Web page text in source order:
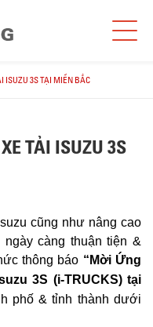
ISUZU 3S TẠI MIỀN BẮC
TẢI ISUZU 3S
cũng như nâng cao
càng thuận tiện &
thông báo “Mời Ứng
3S (i-TRUCKS) tại
phố & tỉnh thành dưới